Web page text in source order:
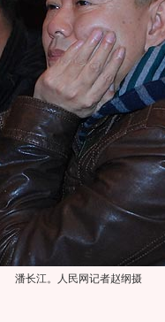
潘长江。人民网记者赵纲摄